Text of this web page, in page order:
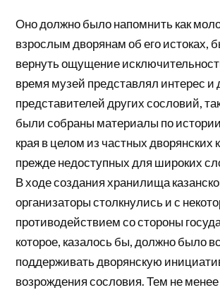
Оно должно было напомнить как
взрослым дворянам об его истоках,
вернуть ощущение
время музей представлял интерес и
представителей других сословий,
были собраны материалы по истории
края в целом из частных дворянских
прежде недоступных для широких
В ходе создания хранилища
организаторы столкнулись и с
противодействием со стороны
которое, казалось бы, должно было
поддерживать дворянскую
возрождения сословия. Тем не